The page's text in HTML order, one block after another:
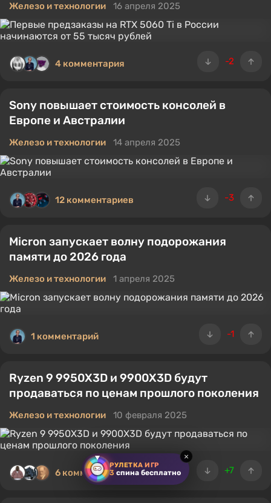
РУЛЕТКА ИГР
3 спина бесплатно
×
Железо и технологии 16 апреля 2025
-2
4 комментария
Sony повышает стоимость консолей в
Европе и Австралии
Железо и технологии 14 апреля 2025
-3
12 комментариев
Micron запускает волну подорожания
памяти до 2026 года
Железо и технологии 1 апреля 2025
-1
1 комментарий
Ryzen 9 9950X3D и 9900X3D будут
продаваться по ценам прошлого поколения
Железо и технологии 10 февраля 2025
+7
6 комментариев